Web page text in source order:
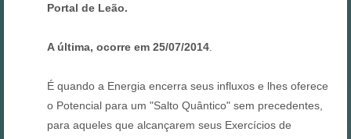
Portal de Leão.
A última, ocorre em 25/07/2014
É quando a Energia encerra seus influxos e lhes oferece
o Potencial para um "Salto Quântico" sem precedentes,
para aqueles que alcançarem seus Exercícios de